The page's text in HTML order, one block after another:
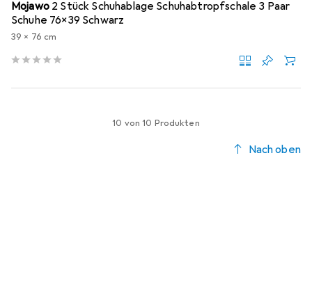
Mojawo 2 Stück Schuhablage Schuhabtropfschale 3 Paar
Schuhe 76x39 Schwarz
39 x 76 cm
10 von 10 Produkten
Nach oben